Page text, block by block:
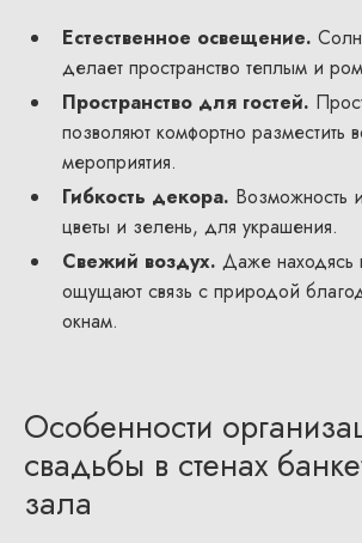
Естественное освещение.
делает пространство теплым и
Пространство для гостей.
позволяют комфортно разместить
мероприятия.
Гибкость декора. Возможность
цветы и зелень, для украшения.
Свежий воздух. Даже находясь
ощущают связь с природой
окнам.
Особенности
свадьбы в стенах
зала